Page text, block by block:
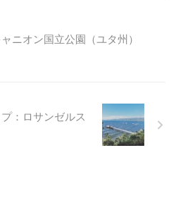
ニオン国立公園（ユタ州）
：ロサンゼルス